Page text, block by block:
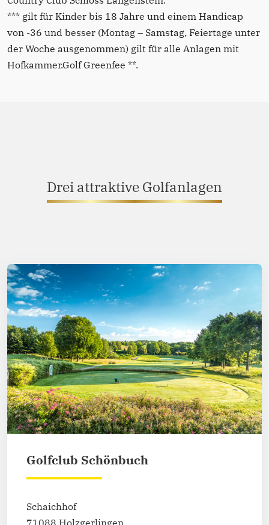
*** gilt für Kinder bis 18 Jahre und einem Handicap
von -36 und besser (Montag – Samstag, Feiertage unter
der Woche ausgenommen) gilt für alle Anlagen mit
Hofkammer.Golf Greenfee **.
Drei attraktive Golfanlagen
Golfclub Schönbuch
Schaichhof
71088 Holzgerlingen